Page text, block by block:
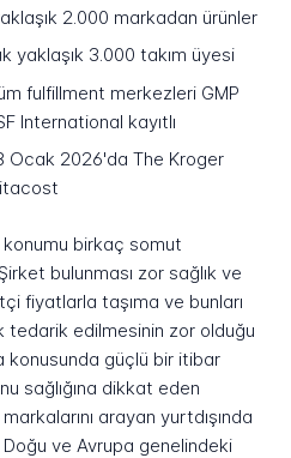
2.000 markadan ürünler
yaklaşık 3.000 takım üyesi
fulfillment merkezleri GMP
International kayıtlı
Ocak 2026'da The Kroger
birkaç somut
bulunması zor sağlık ve
fiyatlarla taşıma ve bunları
tedarik edilmesinin zor olduğu
konusunda güçlü bir itibar
sağlığına dikkat eden
arayan yurtdışında
ve Avrupa genelindeki